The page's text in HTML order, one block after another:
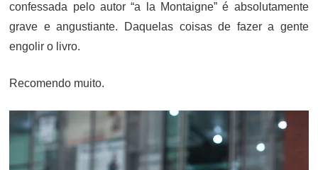
confessada pelo autor “a la Montaigne” é absolutamente
grave e angustiante. Daquelas coisas de fazer a gente
engolir o livro.
Recomendo muito.